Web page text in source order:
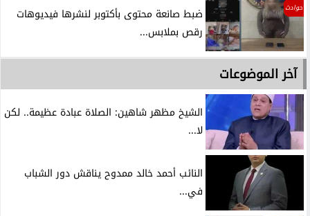
حوادث
ضبط صانعة محتوى بأكتوبر لنشرها فيديوهات
رقص بملابس...
آخر الموضوعات
الشيخ مظهر شاهين: الصلاة عبادة عظيمة.. لكن
لا...
النائب أحمد خالد ممدوح يناقش دور الشباب
في...